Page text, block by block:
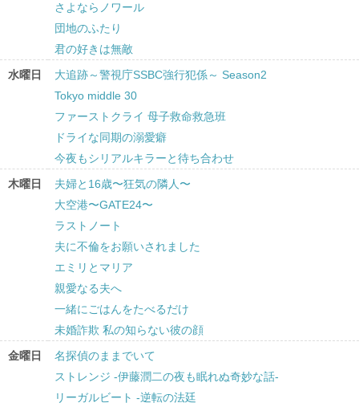
さよならノワール
団地のふたり
君の好きは無敵
水曜日
大追跡～警視庁SSBC強行犯係～ Season2
Tokyo middle 30
ファーストクライ 母子救命救急班
ドライな同期の溺愛癖
今夜もシリアルキラーと待ち合わせ
木曜日
夫婦と16歳〜狂気の隣人〜
大空港〜GATE24〜
ラストノート
夫に不倫をお願いされました
エミリとマリア
親愛なる夫へ
一緒にごはんをたべるだけ
未婚詐欺 私の知らない彼の顔
金曜日
名探偵のままでいて
ストレンジ -伊藤潤二の夜も眠れぬ奇妙な話-
リーガルビート -逆転の法廷